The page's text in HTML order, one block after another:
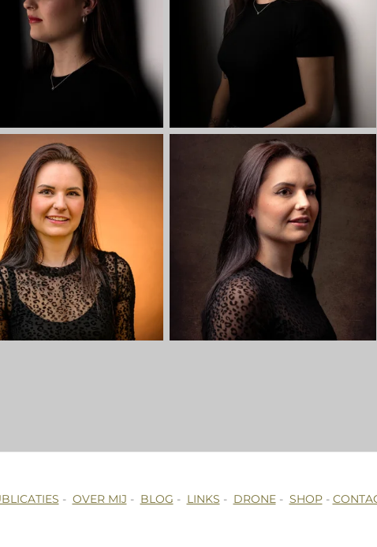
- OVER MIJ - BLOG - LINKS - DRONE- SHOP-